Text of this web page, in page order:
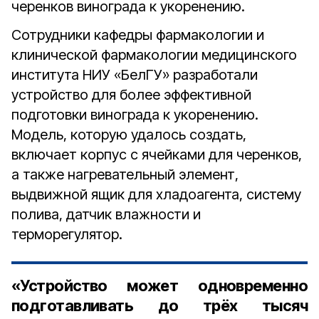
черенков винограда к укоренению.
Сотрудники кафедры фармакологии и
клинической фармакологии медицинского
института НИУ «БелГУ» разработали
устройство для более эффективной
подготовки винограда к укоренению.
Модель, которую удалось создать,
включает корпус с ячейками для черенков,
а также нагревательный элемент,
выдвижной ящик для хладоагента, систему
полива, датчик влажности и
терморегулятор.
«Устройство может одновременно
подготавливать до трёх тысяч